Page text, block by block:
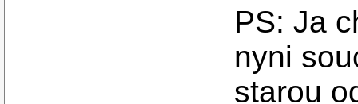
PS: Ja
nyni
starou